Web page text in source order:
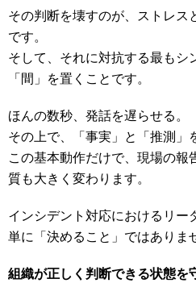
その判断を壊すのが、ストレス
です。
そして、それに対抗する最もシ
「間」を置くことです。
ほんの数秒、発話を遅らせる。
その上で、「事実」と「推測」
この基本動作だけで、現場の報
質も大きく変わります。
インシデント対応におけるリー
単に「決めること」ではありま
組織が正しく判断できる状態を